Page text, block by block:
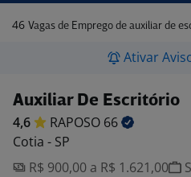
46 Vagas de Emprego de auxiliar de
Ativar
Auxiliar De Escritório
4,6 RAPOSO 66
Cotia - SP
R$ 900,00 a R$ 1.621,00